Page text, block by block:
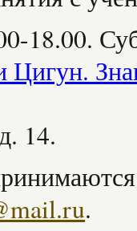
18.00.
14.
.